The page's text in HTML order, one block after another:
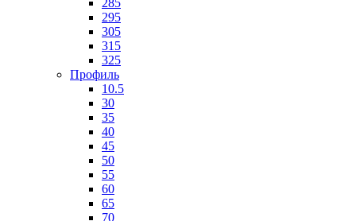
285
295
305
315
325
Профиль
10.5
30
35
40
45
50
55
60
65
70